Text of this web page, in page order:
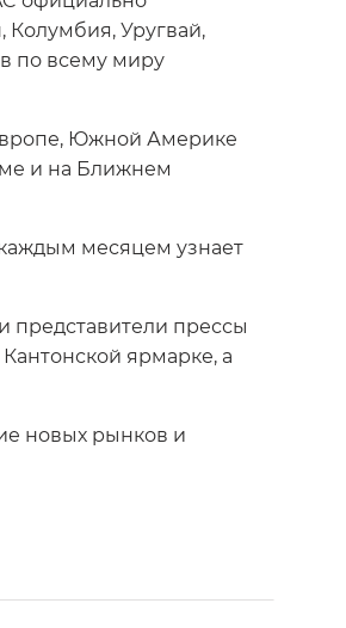
Колумбия, Уругвай,
по всему миру
Южной Америке
и на Ближнем
месяцем узнает
представители прессы
ярмарке, а
новых рынков и